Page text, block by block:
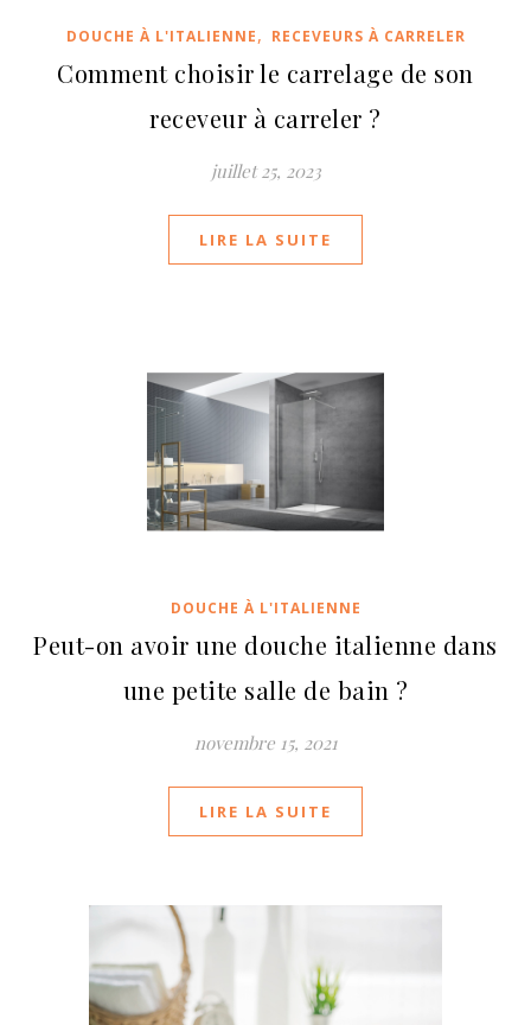
DOUCHE À L'ITALIENNE, RECEVEURS À CARRELER
Comment choisir le carrelage de son
receveur à carreler ?
juillet 25, 2023
LIRE LA SUITE
DOUCHE À L'ITALIENNE
Peut-on avoir une douche italienne dans
une petite salle de bain ?
novembre 15, 2021
LIRE LA SUITE